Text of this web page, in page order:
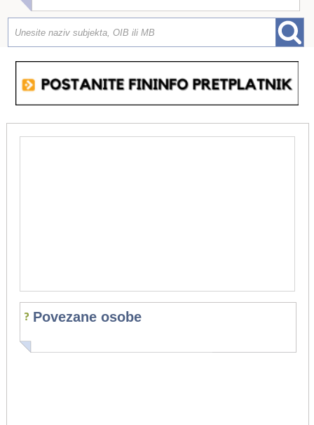
Povezane osobe